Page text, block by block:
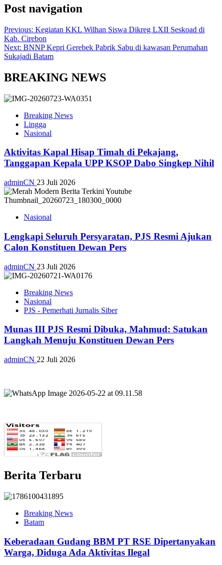
Post navigation
Previous: Kegiatan KKL Wilhan Siswa Dikreg LXII Seskoad di
Kab. Cirebon
Next: BNNP Kepri Gerebek Pabrik Sabu di kawasan Perumahan
Sukajadi Batam
BREAKING NEWS
Breaking News
Lingga
Nasional
Aktivitas Kapal Hisap Timah di Pekajang,
Tanggapan Kepala UPP KSOP Dabo Singkep Nihil
adminCN 23 Juli 2026
Nasional
Lengkapi Seluruh Persyaratan, PJS Resmi Ajukan
Calon Konstituen Dewan Pers
adminCN 23 Juli 2026
Breaking News
Nasional
PJS - Pemerhati Jurnalis Siber
Munas III PJS Resmi Dibuka, Mahmud: Satukan
Langkah Menuju Konstituen Dewan Pers
adminCN 22 Juli 2026
Berita Terbaru
Breaking News
Batam
Keberadaan Gudang BBM PT RSE Dipertanyakan
Warga, Diduga Ada Aktivitas Ilegal